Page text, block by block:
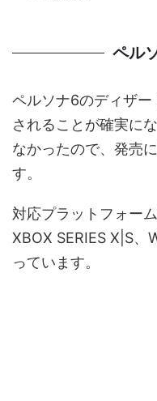
ペル
ペルソナ6のディザ
されることが確実に
なかったので、発売
す。
対応プラットフォー
XBOX SERIES X|S
っています。